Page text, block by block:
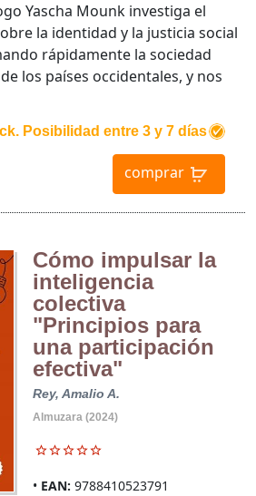
Posibilidad entre 3 y 7 días
comprar
Yascha Mounk investiga el
la identidad y la justicia social
rápidamente la sociedad
los países occidentales, y nos
Cómo impulsar la
inteligencia
colectiva
"Principios para
una participación
efectiva"
Rey, Amalio A.
Almuzara (2024)
EAN: 9788410523791